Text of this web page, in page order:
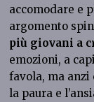
accomodare e
argomento
più giovani a
emozioni, a
favola, ma anzi
la paura e